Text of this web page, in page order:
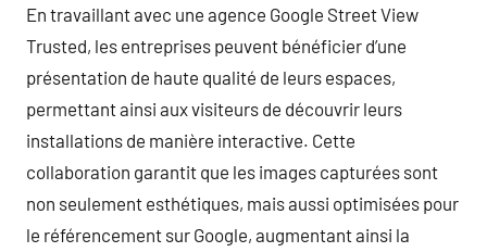
En travaillant avec une agence Google Street View
Trusted, les entreprises peuvent bénéficier d’une
présentation de haute qualité de leurs espaces,
permettant ainsi aux visiteurs de découvrir leurs
installations de manière interactive. Cette
collaboration garantit que les images capturées sont
non seulement esthétiques, mais aussi optimisées pour
le référencement sur Google, augmentant ainsi la